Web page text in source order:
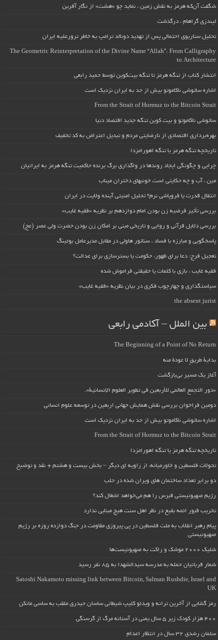
شگفت آن‌که هرمز به نقش زمین ، نماید چو «هشت» از نگار آفرین
لیندزی گراهام ، درگذشت
تحلیل سناریوی احتمالی پس از تهدید دونالد ترامپ به خاطر ترورعلیه ایران
The Geometric Reinterpretation of the Divine Name “Allah”: From Calligraphy
to Architecture
انتشار کتاب از تنگه هرمز تا تنگه بیت‌کوین توسط حمید رابعی
اشاره ساتوشی ناکاموتو بیش از حد به ایران نزدیک است
From the Strait of Hormuz to the Bitcoin Strait
ساتوشی ناکاموتو و بیت کوین تنگه جدید اقتصاد دنیا
بهره‌برداری اقتصادی از نارضایتی مردم و تبدیل اعتراض به کد تخفیف
تاریخچه تنگه هرمز یا تنگه اهورامزدا
چرایی و چگونگی ایجاد روندها در واگذاری برگ برنده حاکمیت تنگه هرمز به ایرانیان
مین ، آب و چه حکایتی است خونبهای دختران میناب
انتقال قدرت یا فروپاشی نرم؟ تحلیل امنیتی آینده ولایت در ایران
بررسی تأثیر فرضیه زن بودن امام دوازدهم بر نظریه «فقیه غایب»
بررسی دلایل قرآنی و روایی و تاریخی مبنی بر امکان زن بودن حضرت ولی عصر (عج)
پاسخگویی و مبارزه با فساد ، سناتور هاولی در مقابل مدیرعامل بوئینگ
تعجیل فرج: دعا برای ظهور، حکومت یا بسترسازی برای عدالت؟
فقیه غایب ، بازی با کلمات یا حقیقتی فراموش شده
سیاستگذاری و چهارچوب فکری در بیان نظریه «فقیه غایب»
the absent jurist
بین الملل – آکادمی رابعی
The Beginning of a Point of No Return
بداية طريقٍ لا عودة منه
آغاز یک مسیر بی‌بازگشت
«دور التجمع العالمي للأربعين في تطوير العلوم الإنسانية».
دومین فراخوان بررسی نقش همایش جهانی اربعین در توسعه علوم انسانی
اشاره ساتوشی ناکاموتو بیش از حد به ایران نزدیک است
From the Strait of Hormuz to the Bitcoin Strait
تاریخچه تنگه هرمز یا تنگه اهورامزدا
تحولات فلسطین و خاورمیانه، از زاویه ای دیگر – بخش بیست و هشتم + نقد و توضیح
دو برابر تعداد ساختمان های ویران شده در حلب
رژیم صهیونیستی قبرس را هم می‌خواهد اشغال کند؟
تخریب قبور ائمه بقیع در نظر اهل سنت هیچ مبنایی ندارد
پیام رهبر انقلاب به ملت فلسطین در پی پیروزی مقاومت در جنگ دوازده روزه بر رژیم
صهیونیستی
شلیک ۲۰۰۰ موشک و راکت به صهیونیست‌ها
شمار قربانیان حمله به مدرسه سیدالشهدا به ۸۵ نفر رسید
Satoshi Nakamoto missing link between Bitcoin, Salman Rushdie, Israel and
UK
رمز گشایی از آخرین ترانه و ویدئو کلیپ شیطانی ساسان حیدری ملقب به ساسی مانکن
۴۰۰ هزار کودک زیر ۵ سال یمنی در آستانه مرگ از گرسنگی
سلمان رشدی ۳۲ سال در انتظار اعدام